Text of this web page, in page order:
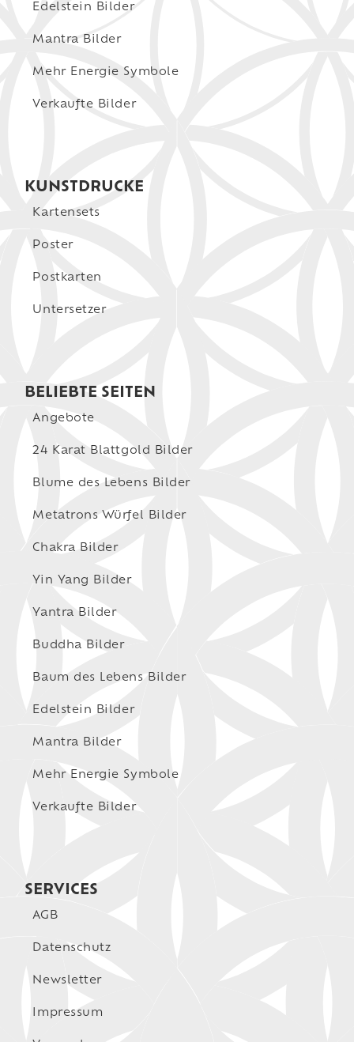
Edelstein Bilder
Mantra Bilder
Mehr Energie Symbole
Verkaufte Bilder
KUNSTDRUCKE
Kartensets
Poster
Postkarten
Untersetzer
BELIEBTE SEITEN
Angebote
24 Karat Blattgold Bilder
Blume des Lebens Bilder
Metatrons Würfel Bilder
Chakra Bilder
Yin Yang Bilder
Yantra Bilder
Buddha Bilder
Baum des Lebens Bilder
Edelstein Bilder
Mantra Bilder
Mehr Energie Symbole
Verkaufte Bilder
SERVICES
AGB
Datenschutz
Newsletter
Impressum